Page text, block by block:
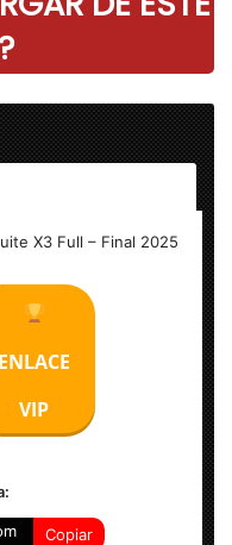
X3 Full – Final 2025
ENLACE
VIP
Copiar